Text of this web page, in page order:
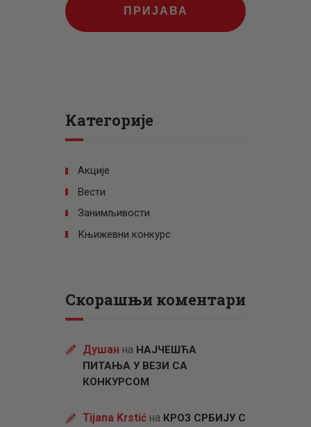
ПРИЈАВА
Категорије
Акције
Вести
Занимљивости
Књижевни конкурс
Скорашњи коментари
Душан на НАЈЧЕШЋА
ПИТАЊА У ВЕЗИ СА
КОНКУРСОМ
Tijana Krstićна КРОЗ СРБИЈУ С